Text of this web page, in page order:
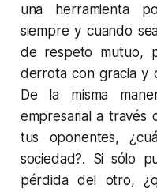
una herramienta
siempre y cuando
de respeto mutuo,
derrota con gracia y
De la misma
empresarial a través
tus oponentes,
sociedad?. Si sólo
pérdida del otro,